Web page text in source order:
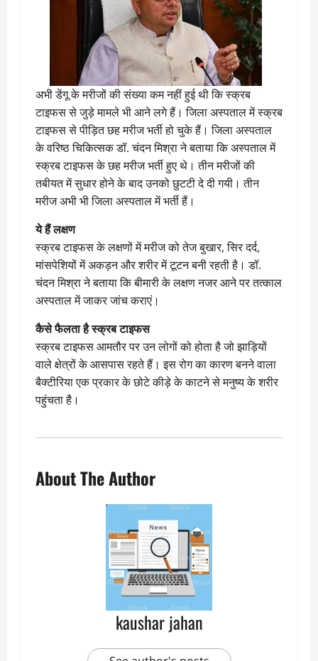
अभी डेंगू के मरीजों की संख्या कम नहीं हुई थी कि स्क्रब
टाइफस से जुड़े मामले भी आने लगे हैं। जिला अस्पताल में स्क्रब
टाइफस से पीड़ित छह मरीज भर्ती हो चुके हैं। जिला अस्पताल
के वरिष्ठ चिकित्सक डॉ. चंदन मिश्रा ने बताया कि अस्पताल में
स्क्रब टाइफस के छह मरीज भर्ती हुए थे। तीन मरीजों की
तबीयत में सुधार होने के बाद उनको छुटटी दे दी गयी। तीन
मरीज अभी भी जिला अस्पताल में भर्ती हैं।
ये हैं लक्षण
स्क्रब टाइफस के लक्षणों में मरीज को तेज बुखार, सिर दर्द,
मांसपेशियों में अकड़न और शरीर में टूटन बनी रहती है। डॉ.
चंदन मिश्रा ने बताया कि बीमारी के लक्षण नजर आने पर तत्काल
अस्पताल में जाकर जांच कराएं।
कैसे फैलता है स्क्रब टाइफस
स्क्रब टाइफस आमतौर पर उन लोगों को होता है जो झाड़ियों
वाले क्षेत्रों के आसपास रहते हैं। इस रोग का कारण बनने वाला
बैक्टीरिया एक प्रकार के छोटे कीड़े के काटने से मनुष्य के शरीर
पहुंचता है।
About The Author
kaushar jahan